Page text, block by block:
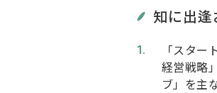
知に出逢
「スタ
経営戦略
ブ」を主